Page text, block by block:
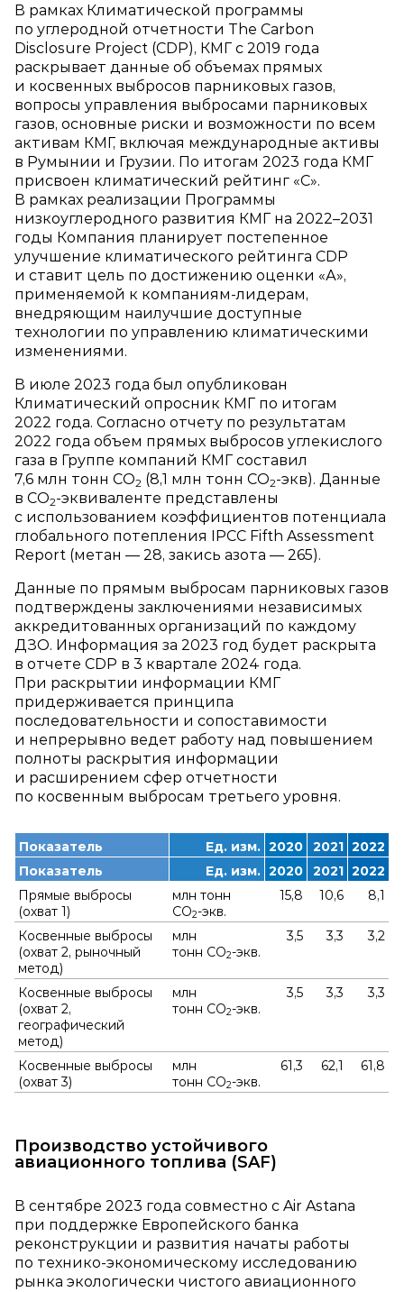
В рамках Климатической программы
по углеродной отчетности The Carbon
Disclosure Project (CDP), КМГ с 2019 года
раскрывает данные об объемах прямых
и косвенных выбросов парниковых газов,
вопросы управления выбросами парниковых
газов, основные риски и возможности по всем
активам КМГ, включая международные активы
в Румынии и Грузии. По итогам 2023 года КМГ
присвоен климатический рейтинг «С».
В рамках реализации Программы
низкоуглеродного развития КМГ на 2022–2031
годы Компания планирует постепенное
улучшение климатического рейтинга CDP
и ставит цель по достижению оценки «А»,
применяемой к компаниям‑лидерам,
внедряющим наилучшие доступные
технологии по управлению климатическими
изменениями.
В июле 2023 года был опубликован
Климатический опросник КМГ по итогам
2022 года. Согласно отчету по результатам
2022 года объем прямых выбросов углекислого
газа в Группе компаний КМГ составил
7,6 млн тонн СО2 (8,1 млн тонн СО2‑экв). Данные
в СО2‑эквиваленте представлены
с использованием коэффициентов потенциала
глобального потепления IPCC Fifth Assessment
Report (метан — 28, закись азота — 265).
Данные по прямым выбросам парниковых газов
подтверждены заключениями независимых
аккредитованных организаций по каждому
ДЗО. Информация за 2023 год будет раскрыта
в отчете CDP в 3 квартале 2024 года.
При раскрытии информации КМГ
придерживается принципа
последовательности и сопоставимости
и непрерывно ведет работу над повышением
полноты раскрытия информации
и расширением сфер отчетности
по косвенным выбросам третьего уровня.
Показатель Ед. изм. 2020 2021 2022
Показатель
Ед. изм. 2020 2021 2022
Прямые выбросы
(охват 1)
млн тонн
СО2‑экв.
15,8 10,6 8,1
Косвенные выбросы
(охват 2, рыночный
метод)
млн
тонн СО2‑экв.
3,5 3,3 3,2
Косвенные выбросы
(охват 2,
географический
метод)
млн
тонн СО2‑экв.
3,5 3,3 3,3
Косвенные выбросы
(охват 3)
млн
тонн СО2‑экв.
61,3 62,1 61,8
Производство устойчивого
авиационного топлива (SAF)
В сентябре 2023 года совместно с Air Astana
при поддержке Европейского банка
реконструкции и развития начаты работы
по технико‑экономическому исследованию
рынка экологически чистого авиационного